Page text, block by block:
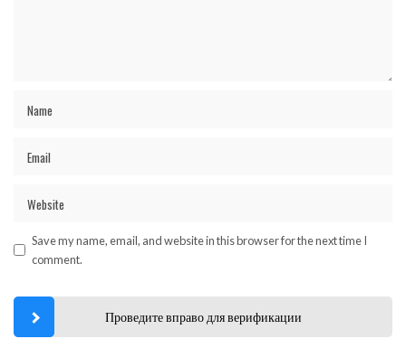
Save my name, email, and website in this browser for the next time I
comment.
Проведите вправо для верификации